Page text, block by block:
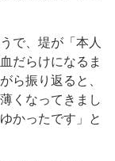
で、堤が「本人
だらけになるま
ら振り返ると、
くなってきまし
かったです」と